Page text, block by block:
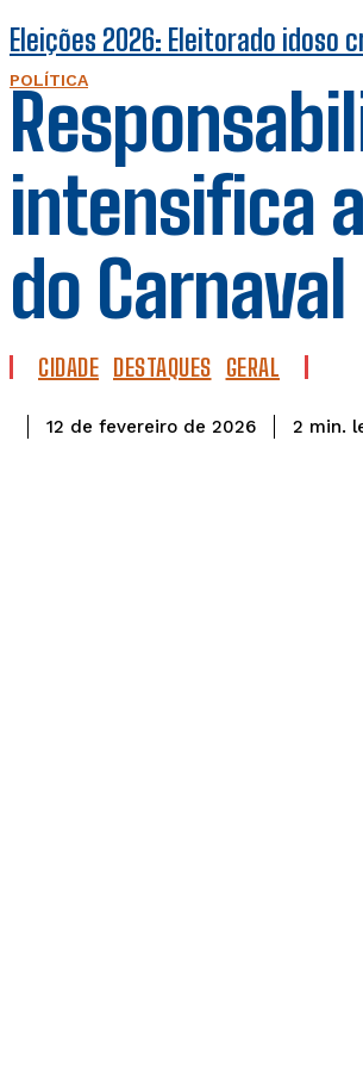
Eleições 2026: Eleitorado idoso
POLÍTICA
intensifica
do Carnaval
CIDADE DESTAQUES GERAL
12 de fevereiro de 2026 2 min.